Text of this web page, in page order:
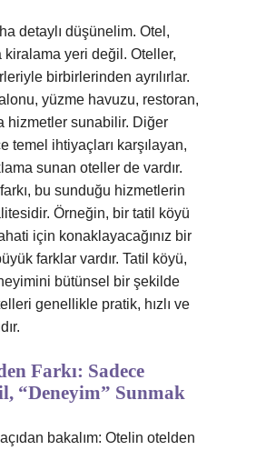
detaylı düşünelim. Otel,
kiralama yeri değil. Oteller,
birbirlerinden ayrılırlar.
yüzme havuzu, restoran,
hizmetler sunabilir. Diğer
temel ihtiyaçları karşılayan,
sunan oteller de vardır.
bu sunduğu hizmetlerin
Örneğin, bir tatil köyü
için konaklayacağınız bir
farklar vardır. Tatil köyü,
bütünsel bir şekilde
genellikle pratik, hızlı ve
Farkı: Sadece
“Deneyim” Sunmak
bakalım: Otelin otelden